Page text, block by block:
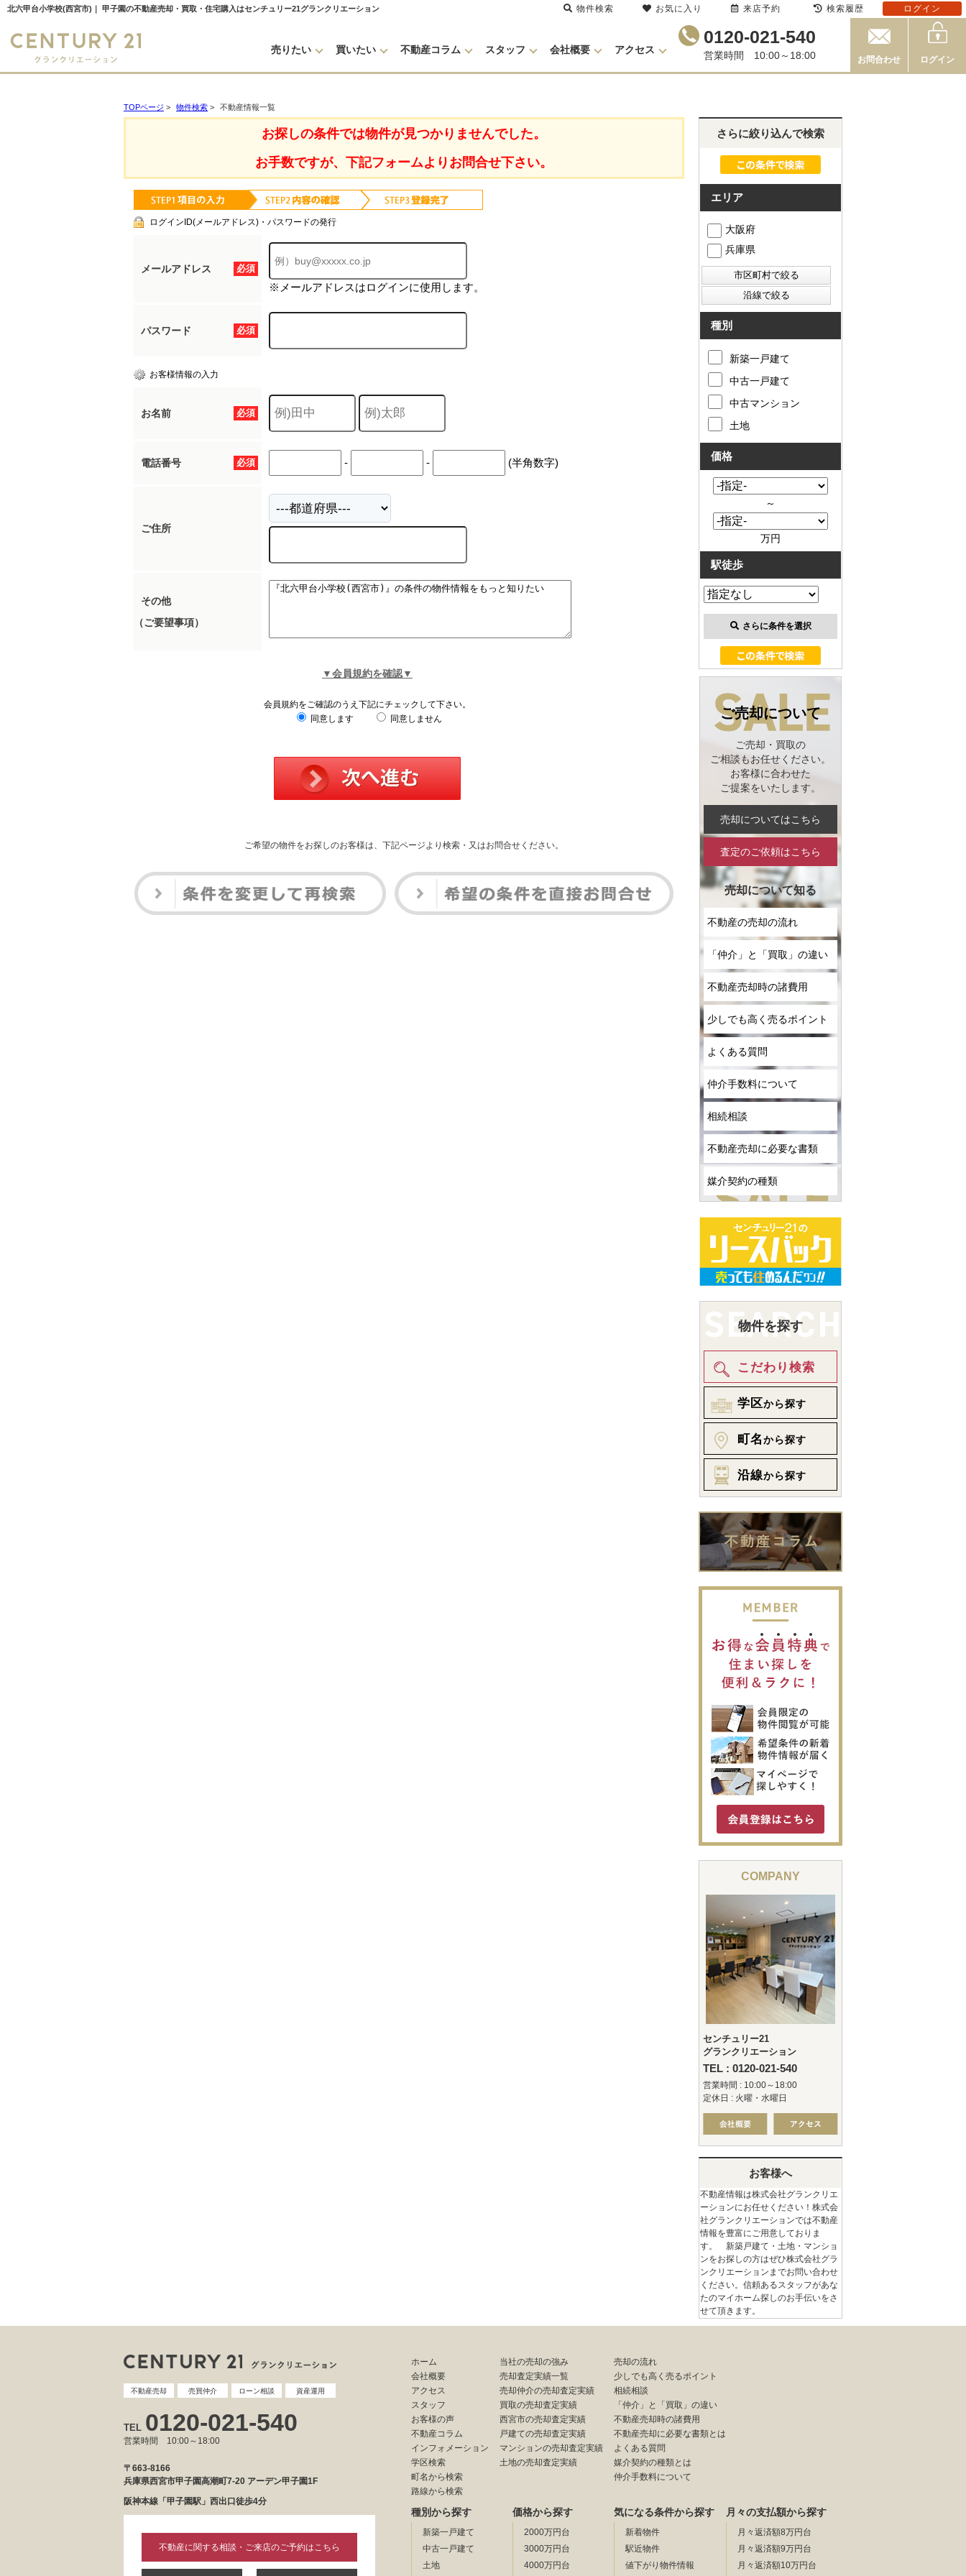
北六甲台小学校(西宮市)｜ 甲子園の不動産売却・買取・住宅購入はセンチュリー21グランクリエーション
売りたい 買いたい 不動産コラム スタッフ 会社概要 アクセス
0120-021-540
営業時間 10:00～18:00 お問合わせ ログイン
TOPページ > 物件検索 > 不動産情報一覧
お探しの条件では物件が見つかりませんでした。
お手数ですが、下記フォームよりお問合せ下さい。
ログインID(メールアドレス)・パスワードの発行
必須
メールアドレス
※メールアドレスはログインに使用します。
必須
パスワード
お客様情報の入力
必須
お名前
必須
電話番号 - - (半角数字)
ご住所
その他
（ご要望事項）
▼会員規約を確認▼
会員規約をご確認のうえ下記にチェックして下さい。
同意します
同意しません
ご希望の物件をお探しのお客様は、下記ページより検索・又はお問合せください。
さらに絞り込んで検索
エリア
大阪府
兵庫県
種別
新築一戸建て
中古一戸建て
中古マンション
土地
価格
～
万円
駅徒歩
さらに条件を選択
ご売却について
ご売却・買取の
ご相談もお任せください。
お客様に合わせた
ご提案をいたします。
売却についてはこちら
査定のご依頼はこちら
売却について知る
不動産の売却の流れ
「仲介」と「買取」の違い
不動産売却時の諸費用
少しでも高く売るポイント
よくある質問
仲介手数料について
相続相談
不動産売却に必要な書類
媒介契約の種類
物件を探す
こだわり検索
学区から探す
町名から探す
沿線から探す
COMPANY
センチュリー21
グランクリエーション
TEL : 0120-021-540
営業時間 : 10:00～18:00
定休日 : 火曜・水曜日
お客様へ
不動産情報は株式会社グランクリエ
ーションにお任せください！株式会
社グランクリエーションでは不動産
情報を豊富にご用意しておりま
す。 新築戸建て・土地・マンショ
ンをお探しの方はぜひ株式会社グラ
ンクリエーションまでお問い合わせ
ください。信頼あるスタッフがあな
たのマイホーム探しのお手伝いをさ
せて頂きます。
不動産売却 売買仲介 ローン相談 資産運用
TEL 0120-021-540
営業時間 10:00～18:00
〒663-8166
兵庫県西宮市甲子園高潮町7-20 アーデン甲子園1F
阪神本線「甲子園駅」西出口徒歩4分
不動産に関する相談・ご来店のご予約はこちら
ホーム
会社概要
アクセス
スタッフ
お客様の声
不動産コラム
インフォメーション
学区検索
町名から検索
路線から検索
当社の売却の強み
売却査定実績一覧
売却仲介の売却査定実績
買取の売却査定実績
西宮市の売却査定実績
戸建ての売却査定実績
マンションの売却査定実績
土地の売却査定実績
売却の流れ
少しでも高く売るポイント
相続相談
「仲介」と「買取」の違い
不動産売却時の諸費用
不動産売却に必要な書類とは
よくある質問
媒介契約の種類とは
仲介手数料について
種別から探す
新築一戸建て
中古一戸建て
土地
価格から探す
2000万円台
3000万円台
4000万円台
気になる条件から探す
新着物件
駅近物件
値下がり物件情報
月々の支払額から探す
月々返済額8万円台
月々返済額9万円台
月々返済額10万円台
物件検索 お気に入り 来店予約 検索履歴 ログイン